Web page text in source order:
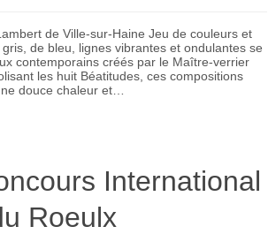
de Ville-sur-Haine Jeu de couleurs et
de bleu, lignes vibrantes et ondulantes se
contemporains créés par le Maître-verrier
les huit Béatitudes, ces compositions
douce chaleur et…
International
Roeulx